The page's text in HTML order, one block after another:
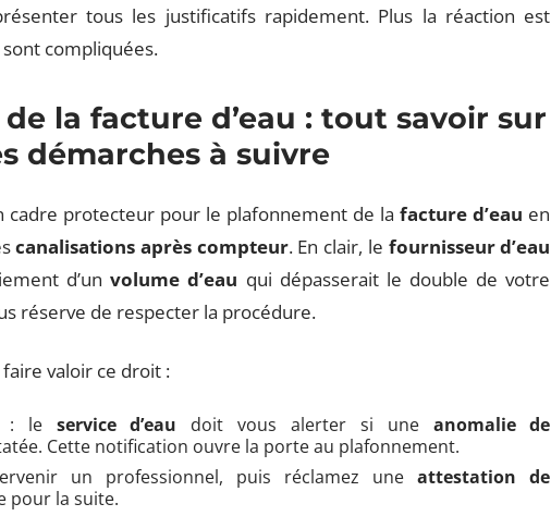
tous les justificatifs rapidement. Plus la réaction est
compliquées.
la facture d’eau : tout savoir sur
démarches à suivre
cadre protecteur pour le plafonnement de lafacture d’eau en
canalisations après compteur. En clair, le fournisseur d’eau
d’unvolume d’eau qui dépasserait le double de votre
réserve de respecter la procédure.
valoir ce droit :
le service d’eau doit vous alerter si une anomalie de
Cette notification ouvre la porte au plafonnement.
un professionnel, puis réclamez uneattestation de
pour la suite.